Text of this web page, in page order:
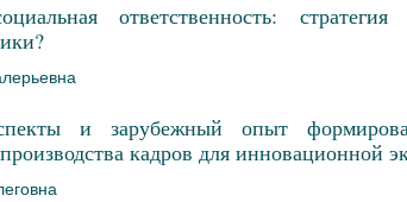
ответственность:
и зарубежный опыт
кадров для инновационной